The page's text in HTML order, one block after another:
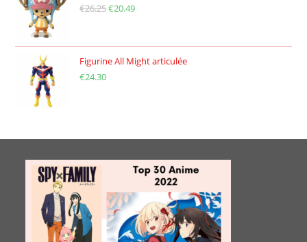
€26.25Le
initial
était :
€20.49Le
actuel
est :
Figurine All Might articulée
€24.30